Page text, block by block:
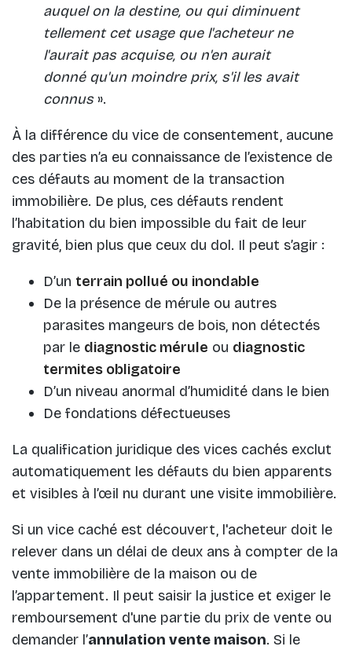
auquel on la destine, ou qui diminuent
tellement cet usage que l'acheteur ne
l'aurait pas acquise, ou n'en aurait
donné qu'un moindre prix, s'il les avait
connus».
À la différence du vice de consentement, aucune
des parties n’a eu connaissance de l’existence de
ces défauts au moment de la transaction
immobilière. De plus, ces défauts rendent
l’habitation du bien impossible du fait de leur
gravité, bien plus que ceux du dol. Il peut s’agir :
D’un terrain pollué ou inondable
De la présence de mérule ou autres
parasites mangeurs de bois, non détectés
par le diagnostic mérule ou diagnostic
termites obligatoire
D’un niveau anormal d’humidité dans le bien
De fondations défectueuses
La qualification juridique des vices cachés exclut
automatiquement les défauts du bien apparents
et visibles à l’œil nu durant une visite immobilière.
Si un vice caché est découvert, l'acheteur doit le
relever dans un délai de deux ans à compter de la
vente immobilière de la maison ou de
l’appartement. Il peut saisir la justice et exiger le
remboursement d'une partie du prix de vente ou
demander l’annulation vente maison. Si le